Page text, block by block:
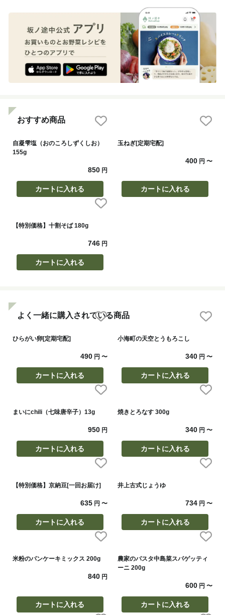
おすすめ商品
自凝雫塩（おのころしずくしお）
155g
850円
カートに入れる
玉ねぎ[定期宅配]
400 円〜
カートに入れる
【特別価格】十割そば 180g
746円
カートに入れる
よく一緒に購入されている商品
ひらがい卵[定期宅配]
490円 〜
カートに入れる
小海町の天空とうもろこし
340 円〜
カートに入れる
まいにchili（七味唐辛子）13g
950円
カートに入れる
焼きとろなす 300g
340 円〜
カートに入れる
【特別価格】京納豆[一回お届け]
635円 〜
カートに入れる
井上古式じょうゆ
734 円〜
カートに入れる
米粉のパンケーキミックス 200g
840円
カートに入れる
農家のパスタ中島菜スパゲッティ
ーニ 200g
600 円〜
カートに入れる